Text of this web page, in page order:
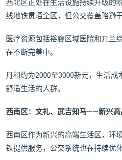
西北区正处在生活设施持续升级的
线地铁贯通全区，但公交覆盖略逊
医疗资源包括裕廊区域医院和兀兰
在不断完善中。
月租约为2000至3000新元，生活
舒适生活的人群。
西南区：文礼、武吉知马——新兴高
西南区作为新兴的高端生活区，环
铁提供服务，公交系统也在持续优化